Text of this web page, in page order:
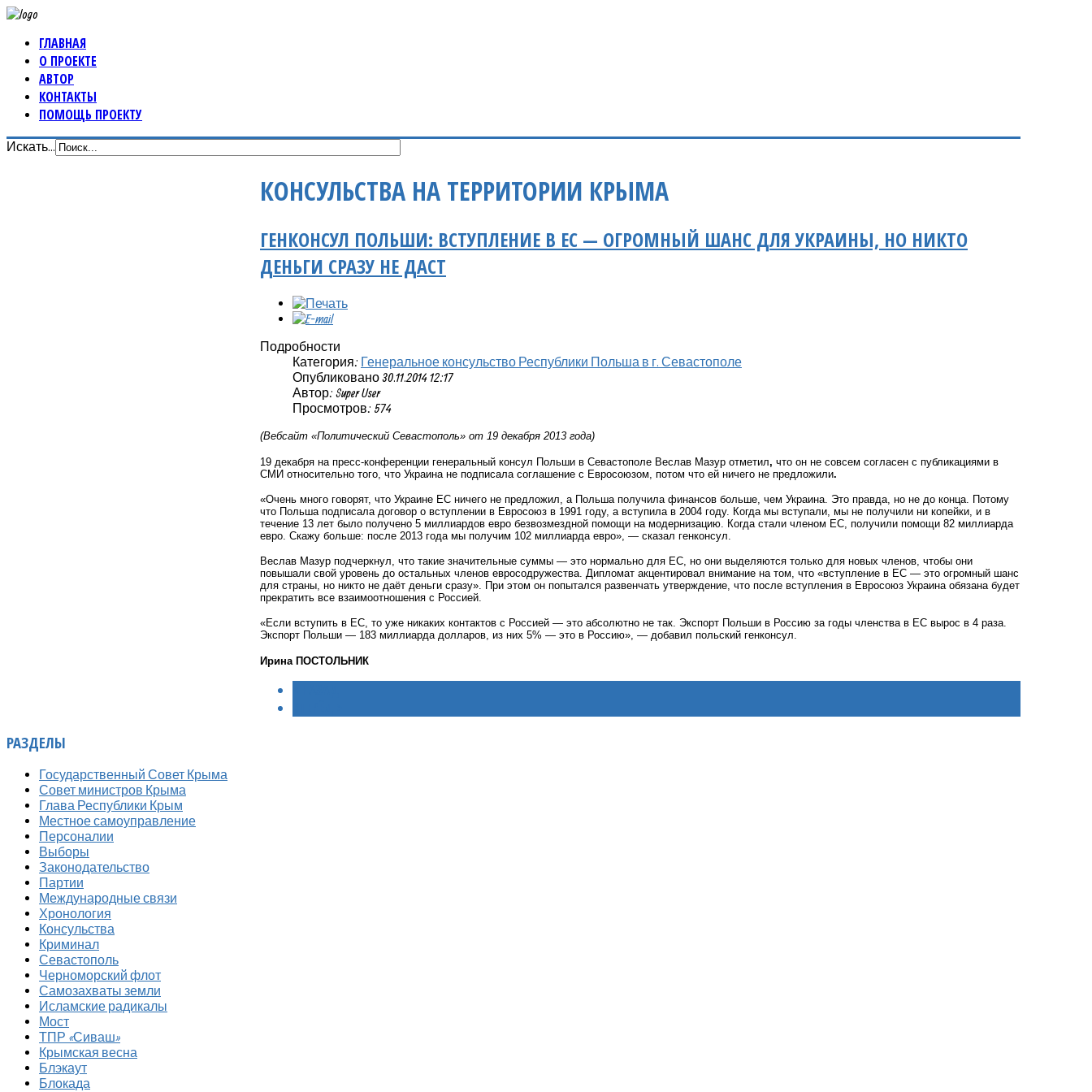
ГЛАВНАЯ
О ПРОЕКТЕ
АВТОР
КОНТАКТЫ
ПОМОЩЬ ПРОЕКТУ
Искать...
КОНСУЛЬСТВА НА ТЕРРИТОРИИ КРЫМА
ГЕНКОНСУЛ ПОЛЬШИ: ВСТУПЛЕНИЕ В ЕС — ОГРОМНЫЙ ШАНС ДЛЯ УКРАИНЫ, НО НИКТО
ДЕНЬГИ СРАЗУ НЕ ДАСТ
Подробности
Категория: Генеральное консульство Республики Польша в г. Севастополе
Опубликовано 30.11.2014 12:17
Автор: Super User
Просмотров: 574
(Вебсайт «Политический Севастополь» от 19 декабря 2013 года)
19 декабря на пресс-конференции генеральный консул Польши в Севастополе Веслав Мазур отметил, что он не совсем согласен с публикациями в
СМИ относительно того, что Украина не подписала соглашение с Евросоюзом, потом что ей ничего не предложили.
«Очень много говорят, что Украине ЕС ничего не предложил, а Польша получила финансов больше, чем Украина. Это правда, но не до конца. Потому
что Польша подписала договор о вступлении в Евросоюз в 1991 году, а вступила в 2004 году. Когда мы вступали, мы не получили ни копейки, и в
течение 13 лет было получено 5 миллиардов евро безвозмездной помощи на модернизацию. Когда стали членом ЕС, получили помощи 82 миллиарда
евро. Скажу больше: после 2013 года мы получим 102 миллиарда евро», — сказал генконсул.
Веслав Мазур подчеркнул, что такие значительные суммы — это нормально для ЕС, но они выделяются только для новых членов, чтобы они
повышали свой уровень до остальных членов евросодружества. Дипломат акцентировал внимание на том, что «вступление в ЕС — это огромный шанс
для страны, но никто не даёт деньги сразу». При этом он попытался развенчать утверждение, что после вступления в Евросоюз Украина обязана будет
прекратить все взаимоотношения с Россией.
«Если вступить в ЕС, то уже никаких контактов с Россией — это абсолютно не так. Экспорт Польши в Россию за годы членства в ЕС вырос в 4 раза.
Экспорт Польши — 183 миллиарда долларов, из них 5% — это в Россию», — добавил польский генконсул.
Ирина ПОСТОЛЬНИК
РАЗДЕЛЫ
Государственный Совет Крыма
Совет министров Крыма
Глава Республики Крым
Местное самоуправление
Персоналии
Выборы
Законодательство
Партии
Международные связи
Хронология
Консульства
Криминал
Севастополь
Черноморский флот
Самозахваты земли
Исламские радикалы
Мост
ТПР «Сиваш»
Крымская весна
Блэкаут
Блокада